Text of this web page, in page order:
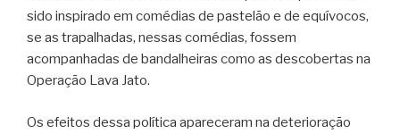
sido inspirado em comédias de pastelão e de equívocos,
se as trapalhadas, nessas comédias, fossem
acompanhadas de bandalheiras como as descobertas na
Operação Lava Jato.
Os efeitos dessa política apareceram na deterioração